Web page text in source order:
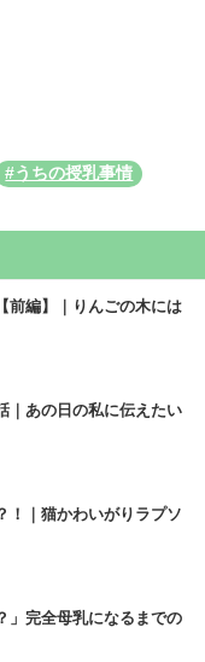
#うちの授乳事情
編】｜りんごの木には
｜あの日の私に伝えたい
！｜猫かわいがりラプソ
」完全母乳になるまでの